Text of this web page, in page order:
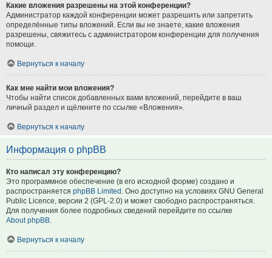
Какие вложения разрешены на этой конференции?
Администратор каждой конференции может разрешить или запретить
определённые типы вложений. Если вы не знаете, какие вложения
разрешены, свяжитесь с администратором конференции для получения
помощи.
Вернуться к началу
Как мне найти мои вложения?
Чтобы найти список добавленных вами вложений, перейдите в ваш
личный раздел и щёлкните по ссылке «Вложения».
Вернуться к началу
Информация о phpBB
Кто написал эту конференцию?
Это программное обеспечение (в его исходной форме) создано и
распространяется phpBB Limited . Оно доступно на условиях GNU General
Public Licence, версии 2 (GPL-2.0) и может свободно распространяться.
Для получения более подробных сведений перейдите по ссылке
About phpBB
Вернуться к началу